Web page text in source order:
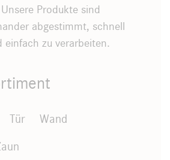
Produkte sind
abgestimmt, schnell
einfach zu verarbeiten.
Tür
Wand